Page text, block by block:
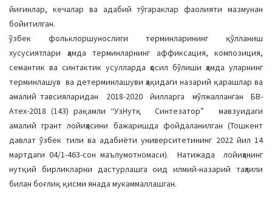
йиғинлар, кечалар ва адабий тўгараклар фаолияти мазмунан
бойитилган.
ўзбек фольклоршунослиги терминларининг қўлланиш
хусусиятлари ҳамда терминларнинг аффиксация, композиция,
семантик ва синтактик усулларда ҳосил бўлиши ҳамда уларнинг
терминлашув ва детерминлашуви ҳақидаги назарий қарашлар ва
амалий тавсияларидан 2018-2020 йилларга мўлжалланган БВ-
Атех-2018 (143) рақамли “УзНутқ Синтезатор” мавзуидаги
амалий грант лойиҳасини бажаришда фойдаланилган (Тошкент
давлат ўзбек тили ва адабиёти университетининг 2022 йил 14
мартдаги 04/1-463-сон маълумотномаси). Натижада лойиҳанинг
нутқий бирликларни дастурлашга оид илмий-назарий таҳлили
билан боғлиқ қисми янада мукаммаллашган.